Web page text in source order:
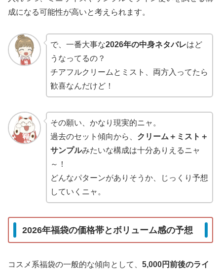
成になる可能性が高いと考えられます。
で、一番大事な2026年の中身ネタバレはど
うなってるの？
チアフルクリームとミスト、両方入ってたら
歓喜なんだけど！
その願い、かなり現実的ニャ。
過去のセット傾向から、 クリーム＋ミスト＋
サンプルみたいな構成は十分ありえるニャ
～！
どんなパターンがありそうか、じっくり予想
していくニャ。
2026年福袋の価格帯とボリューム感の予想
コスメ系福袋の一般的な傾向として、 5,000円前後のライ